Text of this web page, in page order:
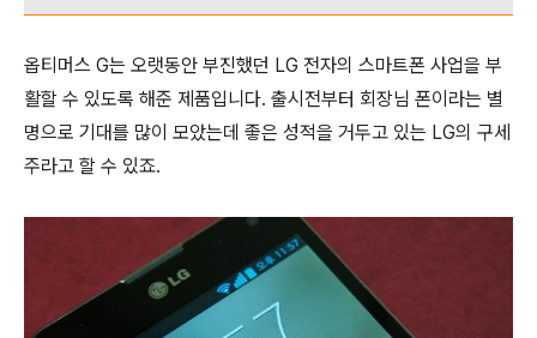
옵티머스 G는 오랫동안 부진했던 LG 전자의 스마트폰 사업을 부
활할 수 있도록 해준 제품입니다. 출시전부터 회장님 폰이라는 별
명으로 기대를 많이 모았는데 좋은 성적을 거두고 있는 LG의 구세
주라고 할 수 있죠.